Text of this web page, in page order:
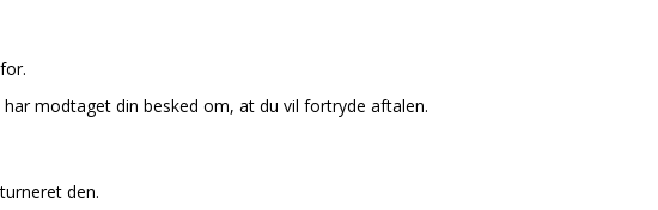
modtaget din besked om, at du vil fortryde aftalen.
den.